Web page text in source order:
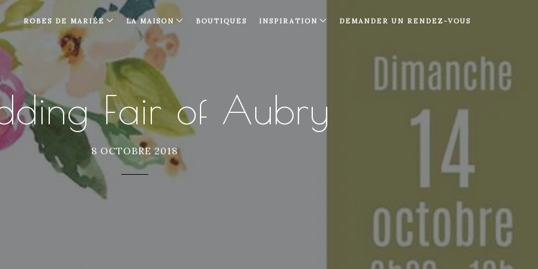
ROBES DE MARIÉE LA MAISON BOUTIQUES INSPIRATION DEMANDER UN RENDEZ-VOUS
Fair of Aubry
8 OCTOBRE 2018